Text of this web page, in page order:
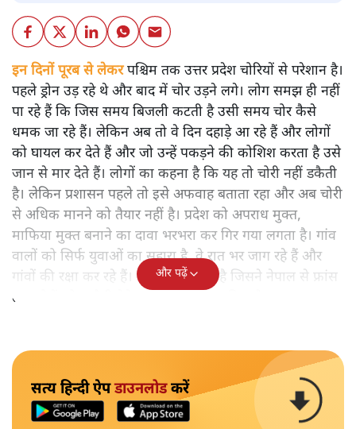
इन दिनों पूरब से लेकरपश्चिम तक उत्तर प्रदेश चोरियों से परेशान है।
पहले ड्रोन उड़ रहे थे और बाद में चोर उड़ने लगे। लोग समझ ही नहीं
पा रहे हैं कि जिस समय बिजली कटती है उसी समय चोर कैसे
धमक जा रहे हैं। लेकिन अब तो वे दिन दहाड़े आ रहे हैं और लोगों
को घायल कर देते हैं और जो उन्हें पकड़ने की कोशिश करता है उसे
जान से मार देते हैं। लोगों का कहना है कि यह तो चोरी नहीं डकैती
है। लेकिन प्रशासन पहले तो इसे अफवाह बताता रहा और अब चोरी
से अधिक मानने को तैयार नहीं है। प्रदेश को अपराध मुक्त,
माफिया मुक्त बनाने का दावा भरभरा कर गिर गया लगता है। गांव
वालों को सिर्फ युवाओं का सहारा है, वे रात भर जाग रहे हैं और
गांवों की रक्षा कर रहे हैं। यह वही जेन ज़ी है जिसने नेपाल से फ्रांस
तक चोरों को चुनौती देने का काम शुरू कर दिया है।
और पढ़ें
सत्य हिन्दी ऐपडाउनलोडकरें